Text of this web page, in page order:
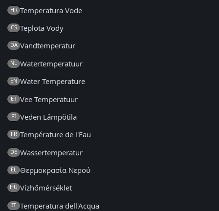
HR Temperatura Vode
CS Teplota Vody
DA Vandtemperatur
NL Watertemperatuur
EN Water Temperature
ET Vee Temperatuur
FI Veden Lämpötila
FR Température de l'Eau
DE Wassertemperatur
EL Θερμοκρασία Νερού
HU Vízhőmérséklet
IT Temperatura dell'Acqua